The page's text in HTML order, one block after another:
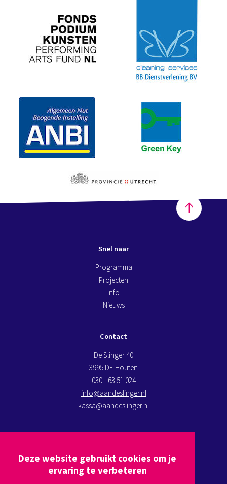
Deze website gebruikt cookies om je
ervaring te verbeteren
Snel naar
Programma
Projecten
Info
Nieuws
Contact
De Slinger 40
3995 DE Houten
030 - 63 51 024
info@aandeslinger.nl
kassa@aandeslinger.nl
Plan een route via Google maps